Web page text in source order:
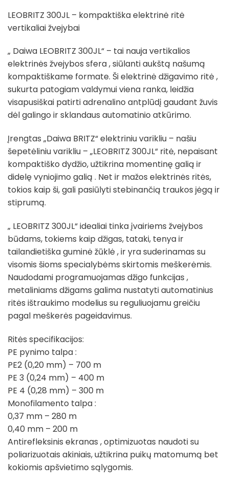
LEOBRITZ 300JL – kompaktiška elektrinė ritė
vertikaliai žvejybai
„ Daiwa LEOBRITZ 300JL“ – tai nauja vertikalios
elektrinės žvejybos sfera , siūlanti aukštą našumą
kompaktiškame formate. Ši elektrinė džigavimo ritė ,
sukurta patogiam valdymui viena ranka, leidžia
visapusiškai patirti adrenalino antplūdį gaudant žuvis
dėl galingo ir sklandaus automatinio atkūrimo.
Įrengtas „Daiwa BRITZ“ elektriniu varikliu – našiu
šepetėliniu varikliu – „LEOBRITZ 300JL“ ritė, nepaisant
kompaktiško dydžio, užtikrina momentinę galią ir
didelę vyniojimo galią . Net ir mažos elektrinės ritės,
tokios kaip ši, gali pasiūlyti stebinančią traukos jėgą ir
stiprumą.
„ LEOBRITZ 300JL“ idealiai tinka įvairiems žvejybos
būdams, tokiems kaip džigas, tataki, tenya ir
tailandietiška guminė žūklė , ir yra suderinamas su
visomis šioms specialybėms skirtomis meškerėmis.
Naudodami programuojamas džigo funkcijas ,
metaliniams džigams galima nustatyti automatinius
ritės ištraukimo modelius su reguliuojamu greičiu
pagal meškerės pageidavimus.
Ritės specifikacijos:
PE pynimo talpa :
PE2 (0,20 mm) – 700 m
PE 3 (0,24 mm) – 400 m
PE 4 (0,28 mm) – 300 m
Monofilamento talpa :
0,37 mm – 280 m
0,40 mm – 200 m
Antirefleksinis ekranas , optimizuotas naudoti su
poliarizuotais akiniais, užtikrina puikų matomumą bet
kokiomis apšvietimo sąlygomis.